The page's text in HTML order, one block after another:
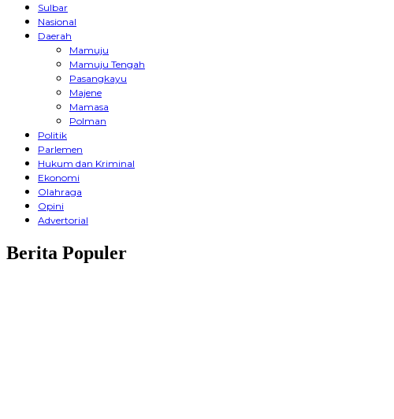
Sulbar
Nasional
Daerah
Mamuju
Mamuju Tengah
Pasangkayu
Majene
Mamasa
Polman
Politik
Parlemen
Hukum dan Kriminal
Ekonomi
Olahraga
Opini
Advertorial
Berita Populer